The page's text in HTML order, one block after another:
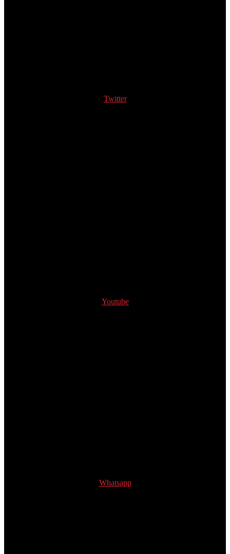
Twitter
Youtube
Whatsapp